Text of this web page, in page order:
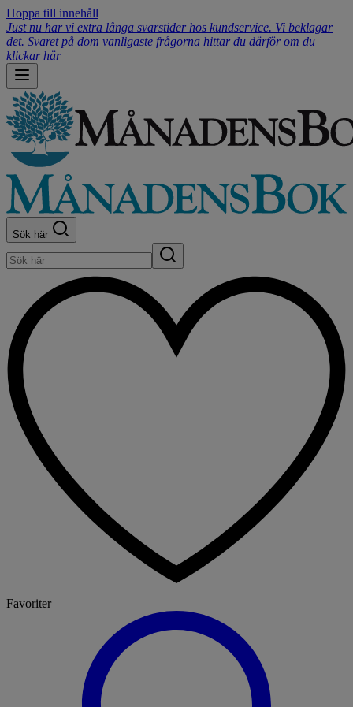
Hoppa till innehåll
Just nu har vi extra långa svarstider hos kundservice. Vi beklagar
det. Svaret på dom vanligaste frågorna hittar du därför om du
klickar här
Sök här
Favoriter